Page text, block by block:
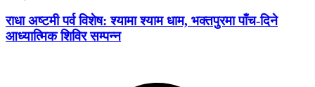
राधा अष्टमी पर्व विशेष: श्यामा श्याम धाम, भक्तपुरमा पाँच-दिने
आध्यात्मिक शिविर सम्पन्न